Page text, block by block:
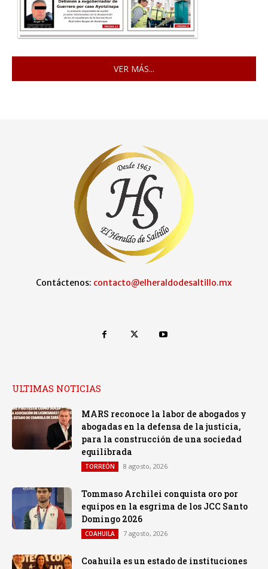
VER MÁS...
Contáctenos: contacto@elheraldodesaltillo.mx
ULTIMAS NOTICIAS
MARS reconoce la labor de abogados y
abogadas en la defensa de la justicia,
para la construcción de una sociedad
equilibrada
TORREÓN 8 agosto, 2026
Tommaso Archilei conquista oro por
equipos en la esgrima de los JCC Santo
Domingo 2026
COAHUILA 7 agosto, 2026
Coahuila es un estado de instituciones